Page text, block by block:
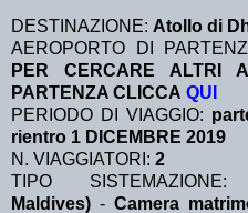
DESTINAZIONE: Atollo di
AEROPORTO DI
PER CERCARE ALTRI
PARTENZA CLICCA QUI
PERIODO DI VIAGGIO:
rientro 1 DICEMBRE 2019
N. VIAGGIATORI: 2
TIPO
Maldives) - Camera